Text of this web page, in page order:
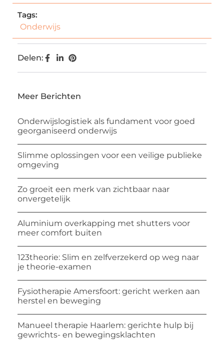
Tags:
Onderwijs
Delen:
Meer Berichten
Onderwijslogistiek als fundament voor goed
georganiseerd onderwijs
Slimme oplossingen voor een veilige publieke
omgeving
Zo groeit een merk van zichtbaar naar
onvergetelijk
Aluminium overkapping met shutters voor
meer comfort buiten
123theorie: Slim en zelfverzekerd op weg naar
je theorie-examen
Fysiotherapie Amersfoort: gericht werken aan
herstel en beweging
Manueel therapie Haarlem: gerichte hulp bij
gewrichts- en bewegingsklachten